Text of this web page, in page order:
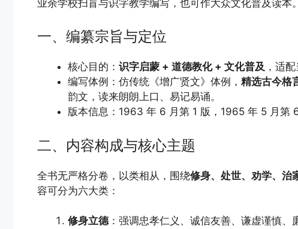
业余学校扫盲与识字教学编写，也可作大众文化普及读本。
一、编纂宗旨与定位
核心目的： 识字启蒙 + 道德教化 + 文化普及 ，适
编写体例：仿传统《增广贤文》体例， 精选古今格
韵文，读来朗朗上口、易记易诵。
版本信息：1963 年 6 月第 1 版，1965 年 5 月第
二、内容构成与核心主题
全书无严格分卷，以类相从，围绕修身、处世、劝学、治
容可分为六大类：
修身立德：强调忠孝仁义、诚信友善、谦虚谨慎、